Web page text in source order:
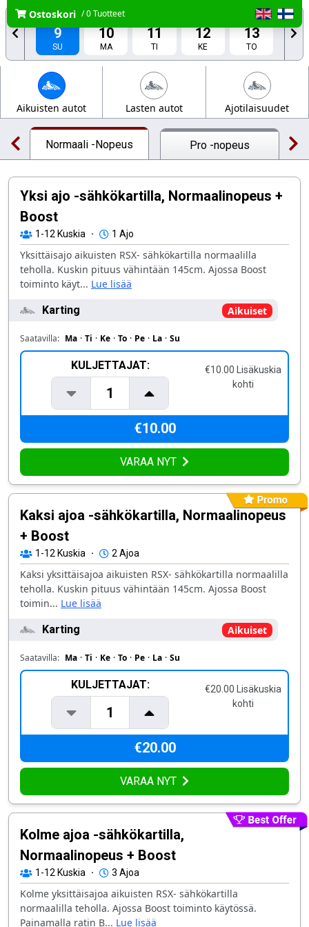
Ostoskori / 0 Tuotteet
ELO
9
SU
ELO
10
MA
11
TI
12
KE
ELO
13
TO
ELO
14
PE
Aikuisten autot Lasten autot Ajotilaisuudet
Normaali -Nopeus Pro -nopeus
Yksi ajo -sähkökartilla, Normaalinopeus +
Boost
1-12 Kuskia · 1 Ajo
Yksittäisajo aikuisten RSX- sähkökartilla normaalilla
teholla. Kuskin pituus vähintään 145cm. Ajossa Boost
toiminto käyt... Lue lisää
Karting
Aikuiset
Saatavilla: Ma · Ti · Ke · To · Pe · La · Su
KULJETTAJAT:
1
€10.00 Lisäkuskia
kohti
€10.00
VARAA NYT
Kaksi ajoa -sähkökartilla, Normaalinopeus
+ Boost
1-12 Kuskia · 2 Ajoa
Kaksi yksittäisajoa aikuisten RSX- sähkökartilla normaalilla
teholla. Kuskin pituus vähintään 145cm. Ajossa Boost
toimin... Lue lisää
Karting
Aikuiset
Saatavilla: Ma · Ti · Ke · To · Pe · La · Su
KULJETTAJAT:
1
€20.00 Lisäkuskia
kohti
€20.00
VARAA NYT
Kolme ajoa -sähkökartilla,
Normaalinopeus + Boost
1-12 Kuskia · 3 Ajoa
Kolme yksittäisajoa aikuisten RSX- sähkökartilla
normaalilla teholla. Ajossa Boost toiminto käytössä.
Painamalla ratin B... Lue lisää